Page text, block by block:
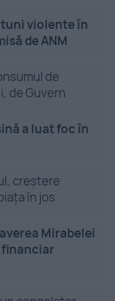
violente în
de ANM
de
de Guvern
a luat foc în
creștere
în jos
Mirabelei
financiar